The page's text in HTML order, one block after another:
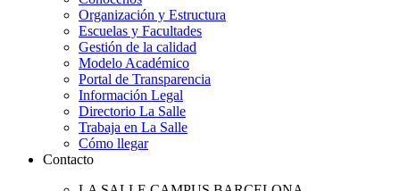
Organización y Estructura
Escuelas y Facultades
Gestión de la calidad
Modelo Académico
Portal de Transparencia
Información Legal
Directorio La Salle
Trabaja en La Salle
Cómo llegar
Contacto